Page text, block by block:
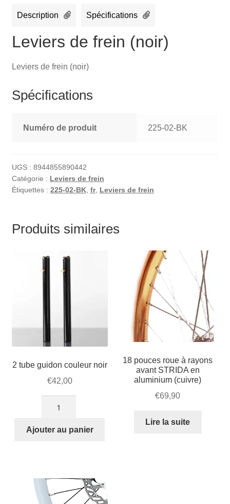
Description Spécifications
Leviers de frein (noir)
Leviers de frein (noir)
Spécifications
Numéro de produit 225-02-BK
UGS : 8944855890442
Catégorie : Leviers de frein
Étiquettes : 225-02-BK, fr, Leviers de frein
Produits similaires
2 tube guidon couleur noir
€42,00
2
noir
Ajouter au panier
18 pouces roue à rayons
avant STRIDA en
aluminium (cuivre)
€69,90
Lire la suite